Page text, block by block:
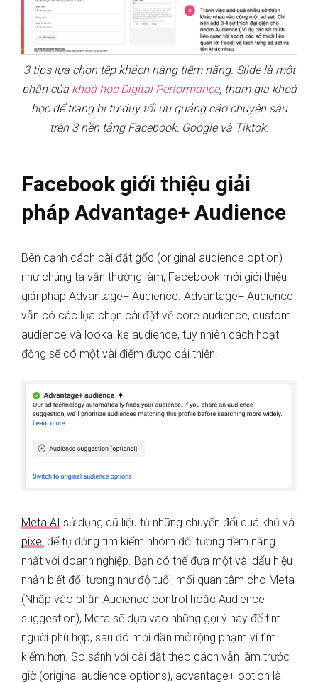
3 tips lựa chọn tệp khách hàng tiềm năng. Slide là một
phần của khoá học Digital Performance, tham gia khoá
học để trang bị tư duy tối ưu quảng cáo chuyên sâu
trên 3 nền tảng Facebook, Google và Tiktok.
Facebook giới thiệu giải
pháp Advantage+ Audience
Bên cạnh cách cài đặt gốc (original audience option)
như chúng ta vẫn thường làm, Facebook mới giới thiệu
giải pháp Advantage+ Audience. Advantage+ Audience
vẫn có các lựa chọn cài đặt về core audience, custom
audience và lookalike audience, tuy nhiên cách hoạt
động sẽ có một vài điểm được cải thiện.
Meta AI sử dụng dữ liệu từ những chuyển đổi quá khứ và
pixel để tự động tìm kiếm nhóm đối tượng tiềm năng
nhất với doanh nghiệp. Bạn có thể đưa một vài dấu hiệu
nhận biết đối tượng như độ tuổi, mối quan tâm cho Meta
(Nhấp vào phần Audience control hoặc Audience
suggestion), Meta sẽ dựa vào những gợi ý này để tìm
người phù hợp, sau đó mới dần mở rộng phạm vi tìm
kiếm hơn. So sánh với cài đặt theo cách vẫn làm trước
giờ (original audience options), advantage+ option là